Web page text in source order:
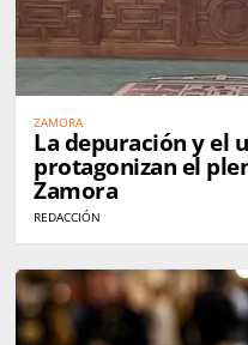
ZAMORA
La depuración y el
protagonizan el
Zamora
REDACCIÓN